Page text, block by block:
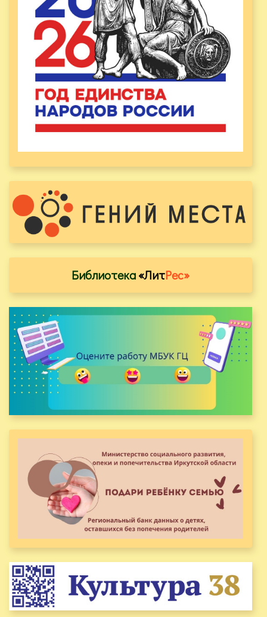
Библиотека«ЛитРес»